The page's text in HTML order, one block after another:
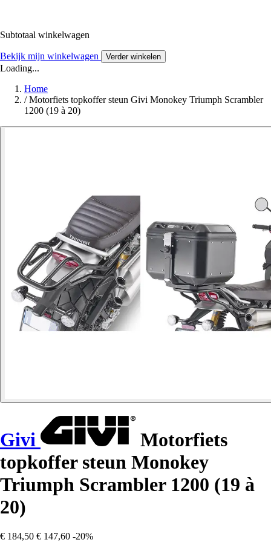
Subtotaal winkelwagen
Bekijk mijn winkelwagen Verder winkelen
Loading...
Home
/ Motorfiets topkoffer steun Givi Monokey Triumph Scrambler
1200 (19 à 20)
Givi
Motorfiets
topkoffer steun Monokey
Triumph Scrambler 1200 (19 à
20)
€ 184,50 € 147,60 -20%